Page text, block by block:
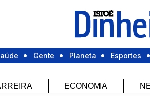
Gente Planeta Esportes
ECONOMIA